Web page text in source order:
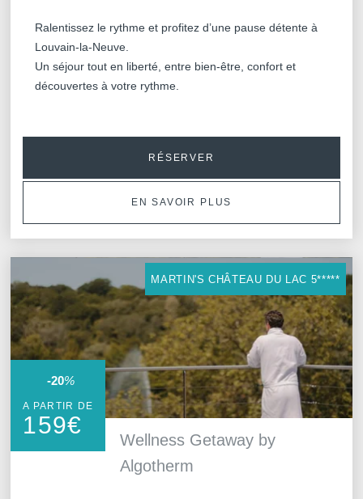
Ralentissez le rythme et profitez d’une pause détente à
Louvain-la-Neuve.
Un séjour tout en liberté, entre bien-être, confort et
découvertes à votre rythme.
RÉSERVER
EN SAVOIR PLUS
Wellness Getaway by
Algotherm
A PARTIR DE
159€
-20%
MARTIN'S CHÂTEAU DU LAC 5*****